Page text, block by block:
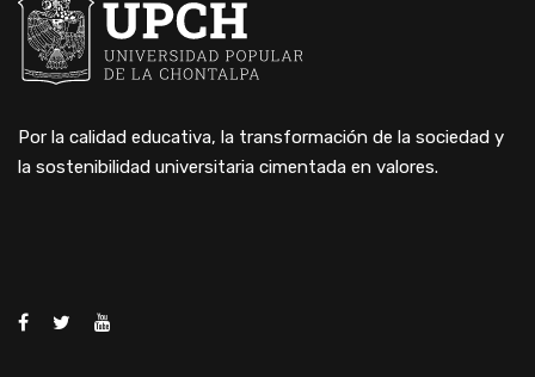
Por la calidad educativa, la transformación de la sociedad y
la sostenibilidad universitaria cimentada en valores.